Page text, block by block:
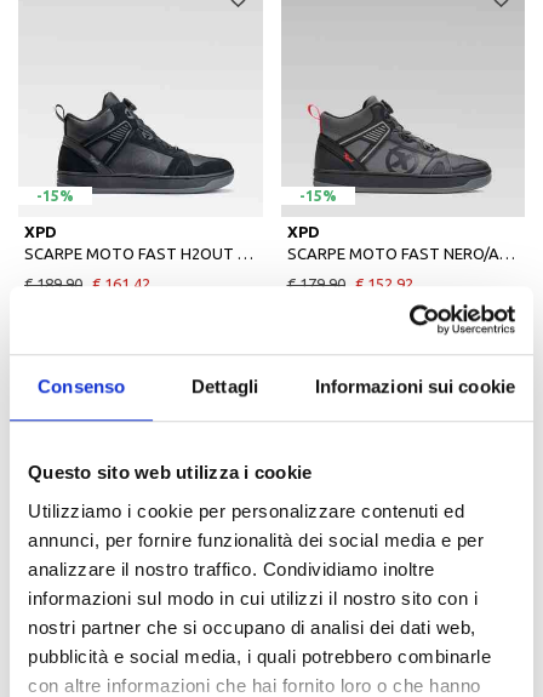
Consenso Dettagli Informazioni sui cookie
Questo sito web utilizza i cookie
Utilizziamo i cookie per personalizzare contenuti ed
annunci, per fornire funzionalità dei social media e per
analizzare il nostro traffico. Condividiamo inoltre
informazioni sul modo in cui utilizzi il nostro sito con i
nostri partner che si occupano di analisi dei dati web,
pubblicità e social media, i quali potrebbero combinarle
con altre informazioni che hai fornito loro o che hanno
-15%
40
XPD
€ 189,90 € 161,42
-15%
40
XPD
€ 179,90
€ 152,92
-15%
37 38 39 40 43 45
XPD
STIVALI MOTO X-JOURNEY H2OUT NERO
€ 199,90
€ 169,92
-15%
38 39 42 43 44
XPD
€ 129,90
€ 110,42